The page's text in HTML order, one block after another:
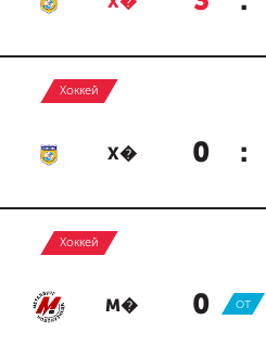
Хоккей
Х� 0 :
Хоккей
М� 0 :
ОТ